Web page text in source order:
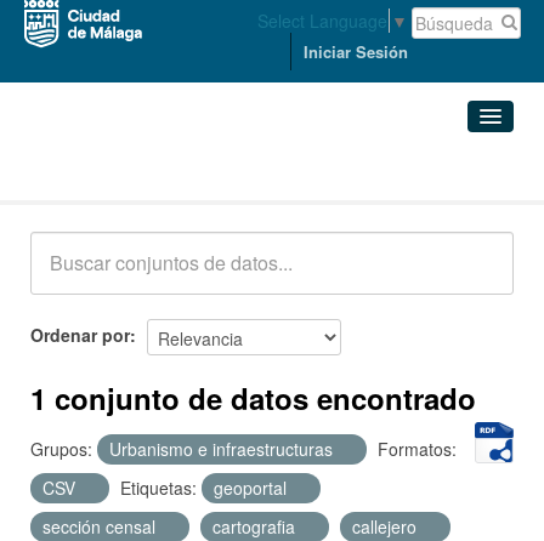
Select Language ▼
Iniciar Sesión
Acerca de
Ordenar por
1 conjunto de datos encontrado
Grupos: Urbanismo e infraestructuras
Formatos:
CSV
Etiquetas:
geoportal
sección censal
cartografia
callejero